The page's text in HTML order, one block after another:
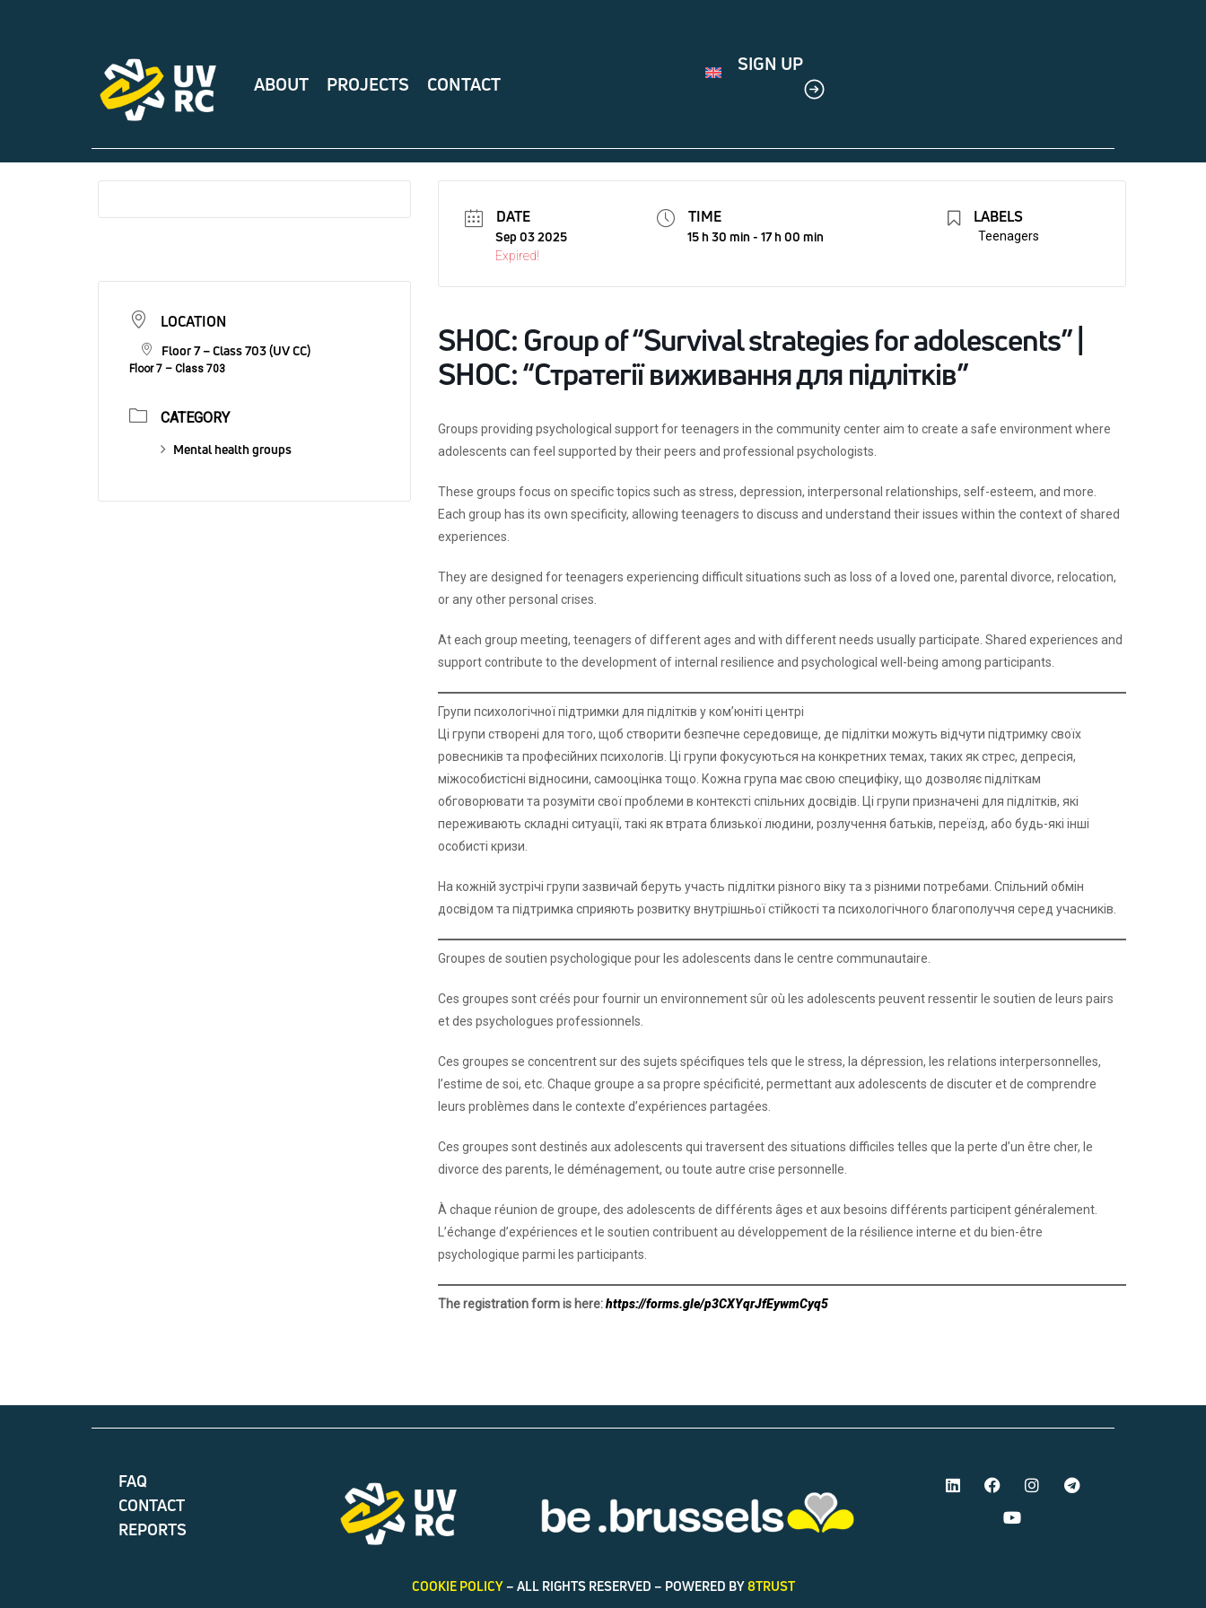
ABOUT PROJECTS CONTACT
SIGN UP
LOCATION
Floor 7 – Class 703 (UV CC)
Floor 7 – Class 703
CATEGORY
Mental health groups
DATE
Sep 03 2025
Expired!
TIME
15 h 30 min - 17 h 00 min
LABELS
Teenagers
SHOС: Group of “Survival strategies for adolescents” |
SHOС: “Стратегії виживання для підлітків”
Groups providing psychological support for teenagers in the community center aim to create a safe environment where
adolescents can feel supported by their peers and professional psychologists.
These groups focus on specific topics such as stress, depression, interpersonal relationships, self-esteem, and more.
Each group has its own specificity, allowing teenagers to discuss and understand their issues within the context of shared
experiences.
They are designed for teenagers experiencing difficult situations such as loss of a loved one, parental divorce, relocation,
or any other personal crises.
At each group meeting, teenagers of different ages and with different needs usually participate. Shared experiences and
support contribute to the development of internal resilience and psychological well-being among participants.
Групи психологічної підтримки для підлітків у ком’юніті центрі
Ці групи створені для того, щоб створити безпечне середовище, де підлітки можуть відчути підтримку своїх
ровесників та професійних психологів. Ці групи фокусуються на конкретних темах, таких як стрес, депресія,
міжособистісні відносини, самооцінка тощо. Кожна група має свою специфіку, що дозволяє підліткам
обговорювати та розуміти свої проблеми в контексті спільних досвідів. Ці групи призначені для підлітків, які
переживають складні ситуації, такі як втрата близької людини, розлучення батьків, переїзд, або будь-які інші
особисті кризи.
На кожній зустрічі групи зазвичай беруть участь підлітки різного віку та з різними потребами. Спільний обмін
досвідом та підтримка сприяють розвитку внутрішньої стійкості та психологічного благополуччя серед учасників.
Groupes de soutien psychologique pour les adolescents dans le centre communautaire.
Ces groupes sont créés pour fournir un environnement sûr où les adolescents peuvent ressentir le soutien de leurs pairs
et des psychologues professionnels.
Ces groupes se concentrent sur des sujets spécifiques tels que le stress, la dépression, les relations interpersonnelles,
l’estime de soi, etc. Chaque groupe a sa propre spécificité, permettant aux adolescents de discuter et de comprendre
leurs problèmes dans le contexte d’expériences partagées.
Ces groupes sont destinés aux adolescents qui traversent des situations difficiles telles que la perte d’un être cher, le
divorce des parents, le déménagement, ou toute autre crise personnelle.
À chaque réunion de groupe, des adolescents de différents âges et aux besoins différents participent généralement.
L’échange d’expériences et le soutien contribuent au développement de la résilience interne et du bien-être
psychologique parmi les participants.
The registration form is here: https://forms.gle/p3CXYqrJfEywmCyq5
FAQ
CONTACT
REPORTS
COOKIE POLICY– ALL RIGHTS RESERVED – POWERED BY8TRUST